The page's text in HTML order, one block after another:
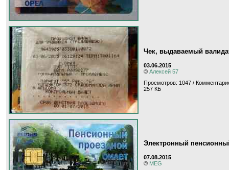
Чек, выдаваемый
03.06.2015
© Алексей 57
Просмотров: 1047 /
257 КБ
Электронный
07.08.2015
© MEG